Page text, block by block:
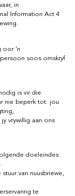
in
Information Act 4
oor ’n
soos omskryf
is vir die
nie beperk tot: jou
vrywillig aan ons
doeleindes:
van nuusbriewe,
te